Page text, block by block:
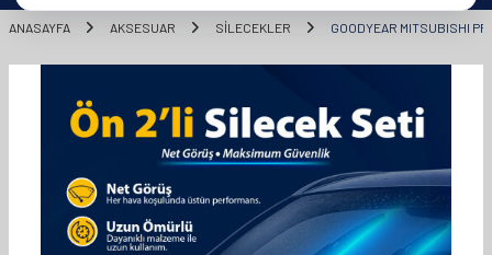
ANASAYFA AKSESUAR SİLECEKLER GOODYEAR MITSUBISHI